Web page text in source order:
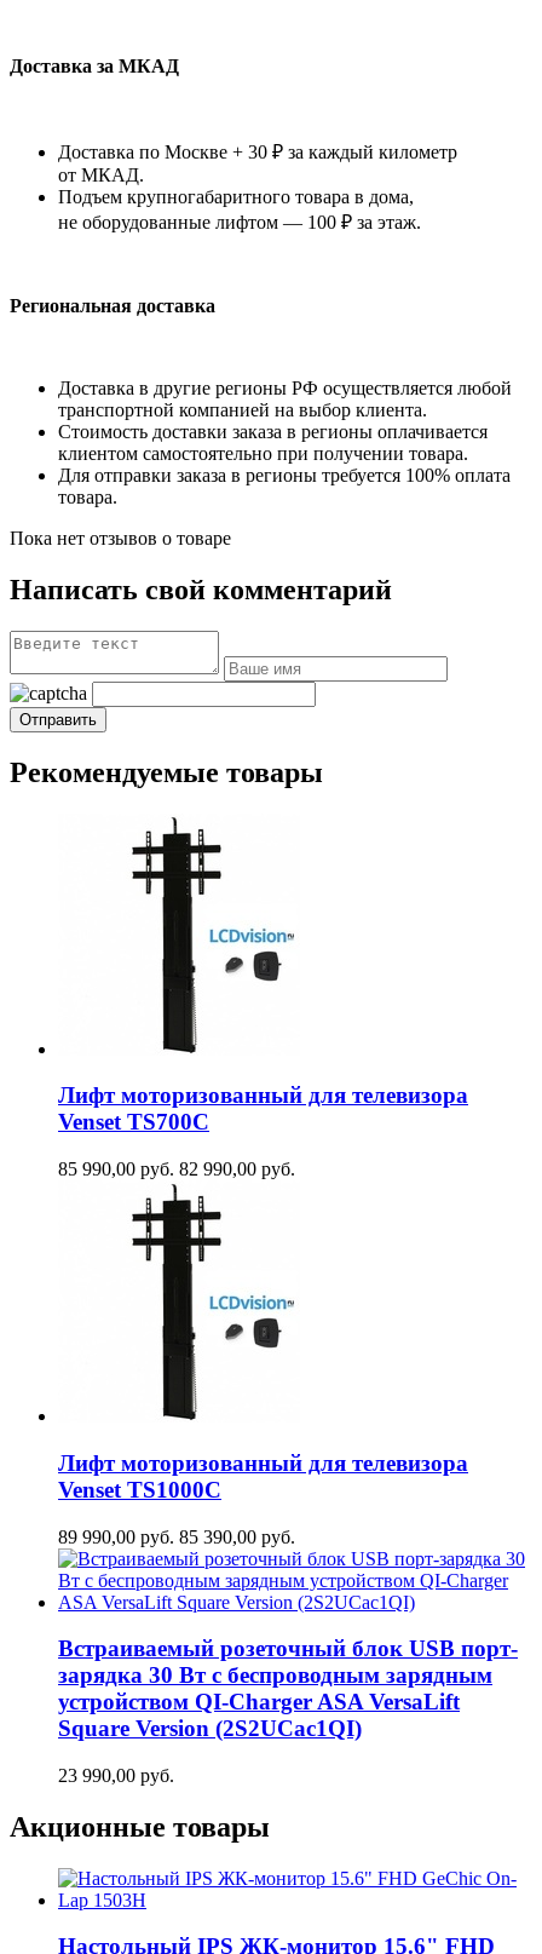
Доставка за МКАД
Доставка по Москве + 30 ₽ за каждый километр
от МКАД.
Подъем крупногабаритного товара в дома,
не оборудованные лифтом — 100 ₽ за этаж.
Региональная доставка
Доставка в другие регионы РФ осуществляется любой
транспортной компанией на выбор клиента.
Стоимость доставки заказа в регионы оплачивается
клиентом самостоятельно при получении товара.
Для отправки заказа в регионы требуется 100% оплата
товара.
Пока нет отзывов о товаре
Написать свой комментарий
Рекомендуемые товары
Лифт моторизованный для телевизора
Venset TS700С
85 990,00 руб. 82 990,00 руб.
Лифт моторизованный для телевизора
Venset TS1000C
89 990,00 руб. 85 390,00 руб.
Встраиваемый розеточный блок USB порт-
зарядка 30 Вт c беспроводным зарядным
устройством QI-Charger ASA VersaLift
Square Version (2S2UCaс1QI)
23 990,00 руб.
Акционные товары
Настольный IPS ЖК-монитор 15.6" FHD